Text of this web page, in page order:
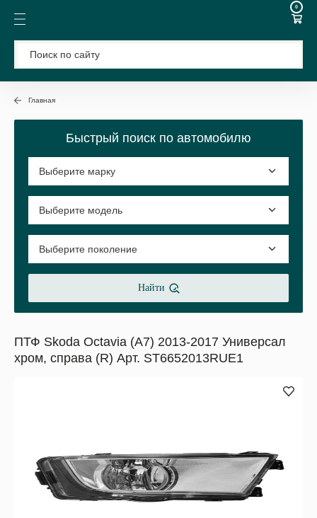
0
Главная
Быстрый поиск по автомобилю
Найти
ПТФ Skoda Octavia (A7) 2013-2017 Универсал
хром, справа (R) Арт. ST6652013RUE1